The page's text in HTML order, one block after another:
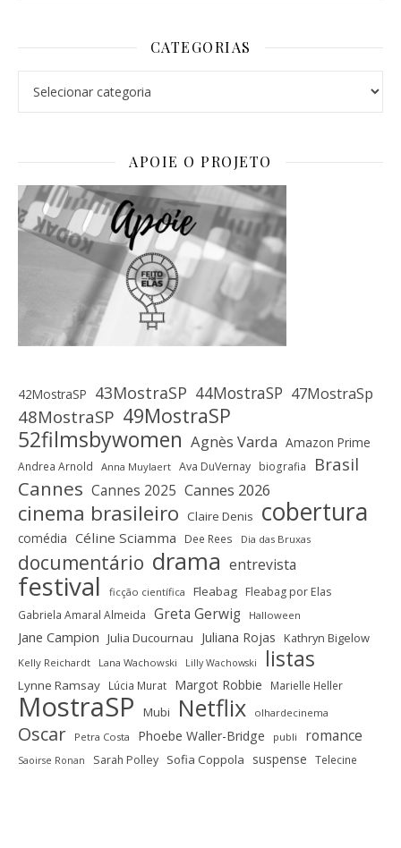
CATEGORIAS
APOIE O PROJETO
42MostraSP 43MostraSP 44MostraSP 47MostraSp
48MostraSP 49MostraSP
52filmsbywomen Agnès Varda Amazon Prime
Andrea Arnold Anna Muylaert Ava DuVernay biografia Brasil
Cannes Cannes 2025 Cannes 2026
cinema brasileiro Claire Denis cobertura
comédia Céline Sciamma Dee Rees Dia das Bruxas
documentário drama entrevista
festival ficção científica Fleabag Fleabag por Elas
Gabriela Amaral Almeida Greta Gerwig Halloween
Jane Campion Julia Ducournau Juliana Rojas Kathryn Bigelow
Kelly Reichardt Lana Wachowski Lilly Wachowski listas
Lynne Ramsay Lúcia Murat Margot Robbie Marielle Heller
MostraSP Mubi Netflix olhardecinema
Oscar Petra Costa Phoebe Waller-Bridge publi romance
Saoirse Ronan Sarah Polley Sofia Coppola suspense Telecine